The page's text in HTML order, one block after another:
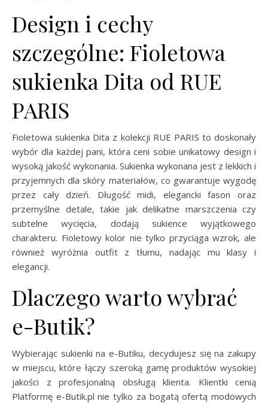
Design i cechy
szczególne: Fioletowa
sukienka Dita od RUE
PARIS
Fioletowa sukienka Dita z kolekcji RUE PARIS to doskonały
wybór dla każdej pani, która ceni sobie unikatowy design i
wysoką jakość wykonania. Sukienka wykonana jest z lekkich i
przyjemnych dla skóry materiałów, co gwarantuje wygodę
przez cały dzień. Długość midi, elegancki fason oraz
przemyślne detale, takie jak delikatne marszczenia czy
subtelne wycięcia, dodają sukience wyjątkowego
charakteru. Fioletowy kolor nie tylko przyciąga wzrok, ale
również wyróżnia outfit z tłumu, nadając mu klasy i
elegancji.
Dlaczego warto wybrać
e-Butik?
Wybierając sukienki na e-Butiku, decydujesz się na zakupy
w miejscu, które łączy szeroką gamę produktów wysokiej
jakości z profesjonalną obsługą klienta. Klientki cenią
Platformę e-Butik.pl nie tylko za bogatą ofertą modowych